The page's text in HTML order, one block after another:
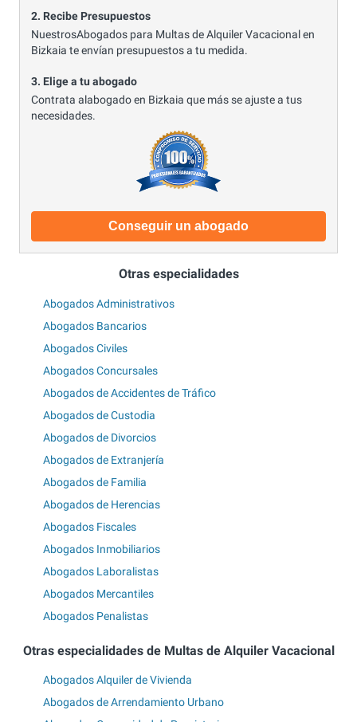
2. Recibe Presupuestos
NuestrosAbogados para Multas de Alquiler Vacacional en
Bizkaia te envían presupuestos a tu medida.
3. Elige a tu abogado
Contrata alabogado en Bizkaia que más se ajuste a tus
necesidades.
Conseguir un abogado
Otras especialidades
Abogados Administrativos
Abogados Bancarios
Abogados Civiles
Abogados Concursales
Abogados de Accidentes de Tráfico
Abogados de Custodia
Abogados de Divorcios
Abogados de Extranjería
Abogados de Familia
Abogados de Herencias
Abogados Fiscales
Abogados Inmobiliarios
Abogados Laboralistas
Abogados Mercantiles
Abogados Penalistas
Otras especialidades de Multas de Alquiler Vacacional
Abogados Alquiler de Vivienda
Abogados de Arrendamiento Urbano